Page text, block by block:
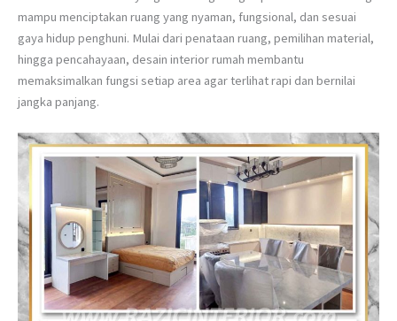
mampu menciptakan ruang yang nyaman, fungsional, dan sesuai
gaya hidup penghuni. Mulai dari penataan ruang, pemilihan material,
hingga pencahayaan, desain interior rumah membantu
memaksimalkan fungsi setiap area agar terlihat rapi dan bernilai
jangka panjang.